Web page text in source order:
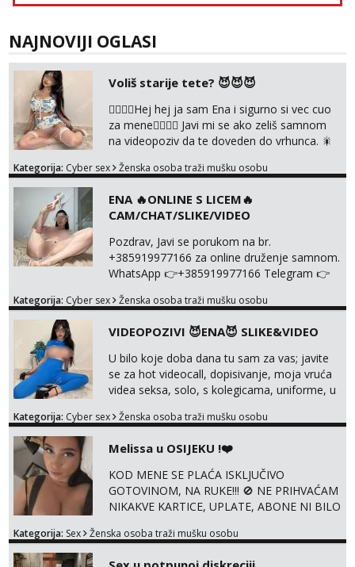
Žana
Tel:064/677-677- Kod: #135
Obavijesti me kada se oslobodi
Lili
Čekam tvoj poziv!
Tel:064/677-677- Kod: #128
Zara
Čekam tvoj poziv!
Tel:064/677-677 - Kod: #123
tel:0,93€ - mob:1,12€ min
Anđela
tel:0,93€ - mob:1,12€ min
NAJNOVIJI OGLASI
Voliš starije tete? 😈😈😈
❤️‍🔥❤️‍🔥Hej hej ja sam Ena i sigurno si vec cuo
za mene❤️‍🔥❤️‍🔥 Javi mi se ako zeliš samnom
na videopoziv da te doveden do vrhunca. 🎇
@enafriedrichkis Radim samo ONLINE I
Kategorija: Cyber sex Ženska osoba traži mušku osobu
ENA 🔥ONLINE S LICEM🔥
CAM/CHAT/SLIKE/VIDEO
Pozdrav, Javi se porukom na br.
+385919977166 za online druženje samnom.
WhatsApp 👉+385919977166 Telegram 👉
solo i s partnerom, kolegicama
haljine, štikle, samostojeće itd. Nudim
svakakva videa seksa, pušenje, razne
lokacije, suradnje s kolegicama, fetiši..
Dopisivanje i slike također radim. NIŠTA UŽI...
Kategorija: Cyber sex Ženska osoba traži mušku osobu
VIDEOPOZIVI 😈ENA😈 SLIKE&VIDEO
U bilo koje doba dana tu sam za vas; javite
se za hot videocall, dopisivanje, moja vruća
videa seksa, solo, s kolegicama, uniforme, u
+385919977166 Telegram 👉
UŽIVO
Kategorija: Cyber sex Ženska osoba traži mušku osobu
Melissa u OSIJEKU !❤️
KOD MENE SE PLAĆA ISKLJUČIVO
GOTOVINOM, NA RUKE!!! 🚫 NE PRIHVAĆAM
NIKAKVE KARTICE, UPLATE, ABONE NI BILO
SAMO GOTOVINA!!! Moje fotografije su
Kategorija: Sex Ženska osoba traži mušku osobu